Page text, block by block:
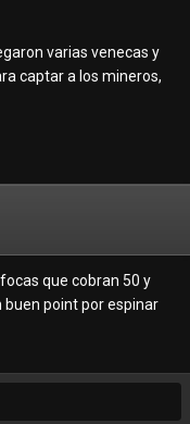
y no por q no
varias venecas y
captar a los mineros,
que cobran 50 y
buen point por espinar